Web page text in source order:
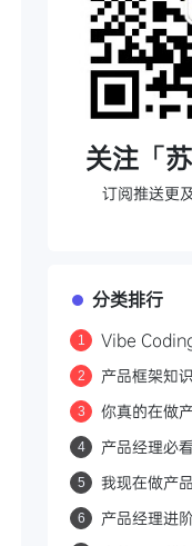
关注「
订阅推送更
分类排行
1
Vibe
文
2
产品框架知
的效率工具
3
你真的在做
4
产品经理必
5
我现在做产
6
产品经理进